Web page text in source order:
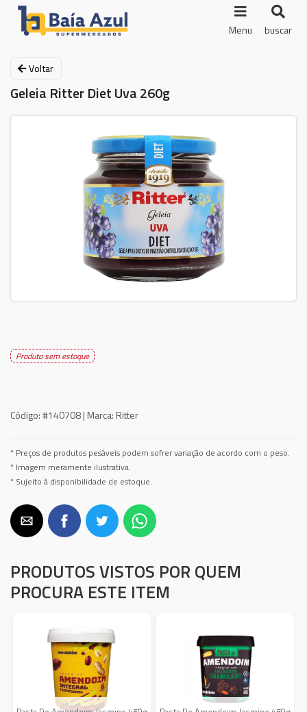
Menu buscar
Voltar
Geleia Ritter Diet Uva 260g
Produto sem estoque
Código:#140708 | Marca: Ritter
* Preços de produtos pesáveis podem sofrer variação de acordo com o peso.
* Imagem meramente ilustrativa.
* Sujeito à disponibilidade de estoque.
PRODUTOS VISTOS POR QUEM
PROCURA ESTE ITEM